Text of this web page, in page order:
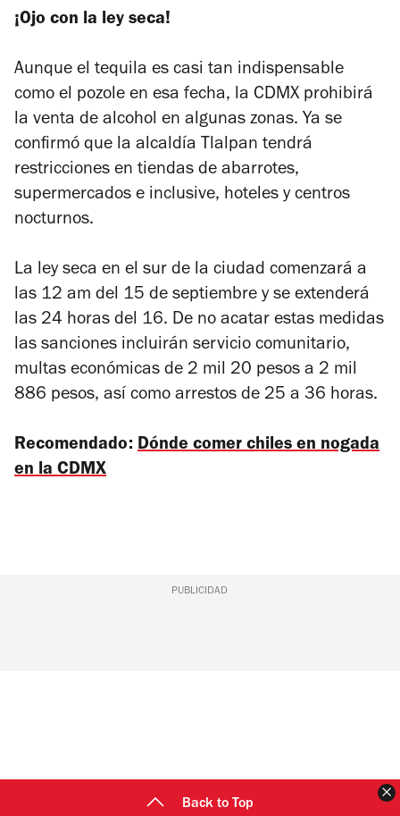
¡Ojo con la ley seca!
Aunque el tequila es casi tan indispensable
como el pozole en esa fecha, la CDMX prohibirá
la venta de alcohol en algunas zonas. Ya se
confirmó que la alcaldía Tlalpan tendrá
restricciones en tiendas de abarrotes,
supermercados e inclusive, hoteles y centros
nocturnos.
La ley seca en el sur de la ciudad comenzará a
las 12 am del 15 de septiembre y se extenderá
las 24 horas del 16. De no acatar estas medidas
las sanciones incluirán servicio comunitario,
multas económicas de 2 mil 20 pesos a 2 mil
886 pesos, así como arrestos de 25 a 36 horas.
Recomendado: Dónde comer chiles en nogada
en la CDMX
PUBLICIDAD
Back to Top